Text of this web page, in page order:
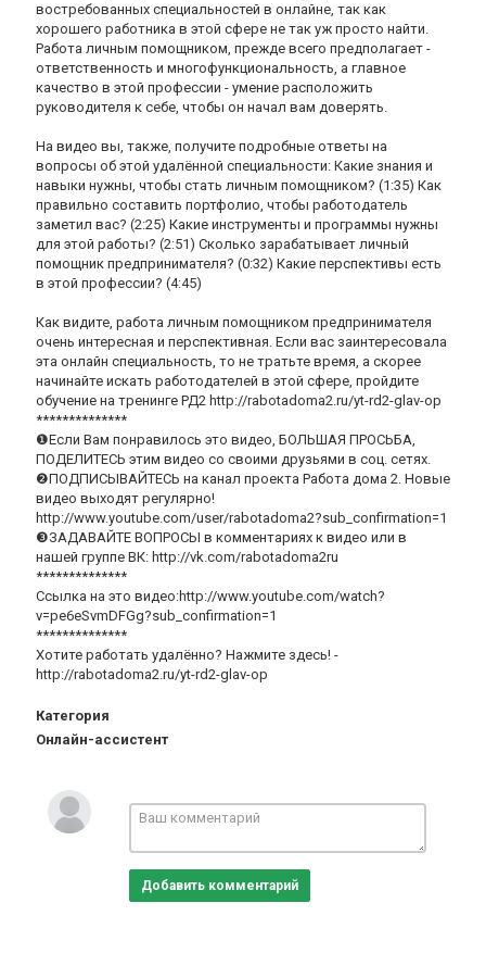
востребованных специальностей в онлайне, так как
хорошего работника в этой сфере не так уж просто найти.
Работа личным помощником, прежде всего предполагает -
ответственность и многофункциональность, а главное
качество в этой профессии - умение расположить
руководителя к себе, чтобы он начал вам доверять.
На видео вы, также, получите подробные ответы на
вопросы об этой удалённой специальности: Какие знания и
навыки нужны, чтобы стать личным помощником? (1:35) Как
правильно составить портфолио, чтобы работодатель
заметил вас? (2:25) Какие инструменты и программы нужны
для этой работы? (2:51) Сколько зарабатывает личный
помощник предпринимателя? (0:32) Какие перспективы есть
в этой профессии? (4:45)
Как видите, работа личным помощником предпринимателя
очень интересная и перспективная. Если вас заинтересовала
эта онлайн специальность, то не тратьте время, а скорее
начинайте искать работодателей в этой сфере, пройдите
обучение на тренинге РД2 http://rabotadoma2.ru/yt-rd2-glav-op
**************
❶Если Вам понравилось это видео, БОЛЬШАЯ ПРОСЬБА,
ПОДЕЛИТЕСЬ этим видео со своими друзьями в соц. сетях.
❷ПОДПИСЫВАЙТЕСЬ на канал проекта Работа дома 2. Новые
видео выходят регулярно!
http://www.youtube.com/user/rabotadoma2?sub_confirmation=1
❸ЗАДАВАЙТЕ ВОПРОСЫ в комментариях к видео или в
нашей группе ВК: http://vk.com/rabotadoma2ru
**************
Ссылка на это видео:http://www.youtube.com/watch?
v=pe6eSvmDFGg?sub_confirmation=1
**************
Хотите работать удалённо? Нажмите здесь! -
http://rabotadoma2.ru/yt-rd2-glav-op
Категория
Онлайн-ассистент
Добавить комментарий